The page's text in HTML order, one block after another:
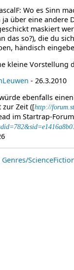
Wo es Sinn
ja über eine andere
maskiert
das so?), die du
händisch
kleine Vorstellung
- 26.3.2010
ebenfalls
zur Zeit ([http://
im Startrap-
Genres/